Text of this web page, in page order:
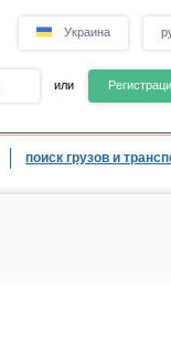
Украина
или
поиск грузов и